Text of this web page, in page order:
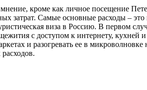
кроме как личное посещение
затрат. Самые основные расходы –
виза в Россию. В первом
с доступом к интернету, кухней
и разогревать ее в микроволновке